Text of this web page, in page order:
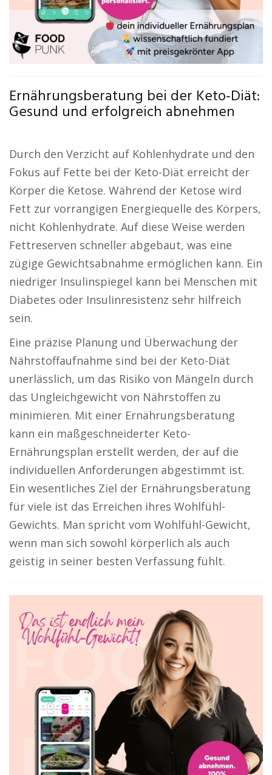
Ernährungsberatung bei der Keto-Diät:
Gesund und erfolgreich abnehmen
Durch den Verzicht auf Kohlenhydrate und den
Fokus auf Fette bei der Keto-Diät erreicht der
Körper die Ketose. Während der Ketose wird
Fett zur vorrangigen Energiequelle des Körpers,
nicht Kohlenhydrate. Auf diese Weise werden
Fettreserven schneller abgebaut, was eine
zügige Gewichtsabnahme ermöglichen kann. Ein
niedriger Insulinspiegel kann bei Menschen mit
Diabetes oder Insulinresistenz sehr hilfreich
sein.
Eine präzise Planung und Überwachung der
Nährstoffaufnahme sind bei der Keto-Diät
unerlässlich, um das Risiko von Mängeln durch
das Ungleichgewicht von Nährstoffen zu
minimieren. Mit einer Ernährungsberatung
kann ein maßgeschneiderter Keto-
Ernährungsplan erstellt werden, der auf die
individuellen Anforderungen abgestimmt ist.
Ein wesentliches Ziel der Ernährungsberatung
für viele ist das Erreichen ihres Wohlfühl-
Gewichts. Man spricht vom Wohlfühl-Gewicht,
wenn man sich sowohl körperlich als auch
geistig in seiner besten Verfassung fühlt.